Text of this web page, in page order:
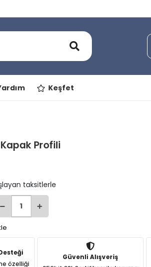
Keşfet
Profili
taksitlerle
özelliği
Güvenli Alışveriş